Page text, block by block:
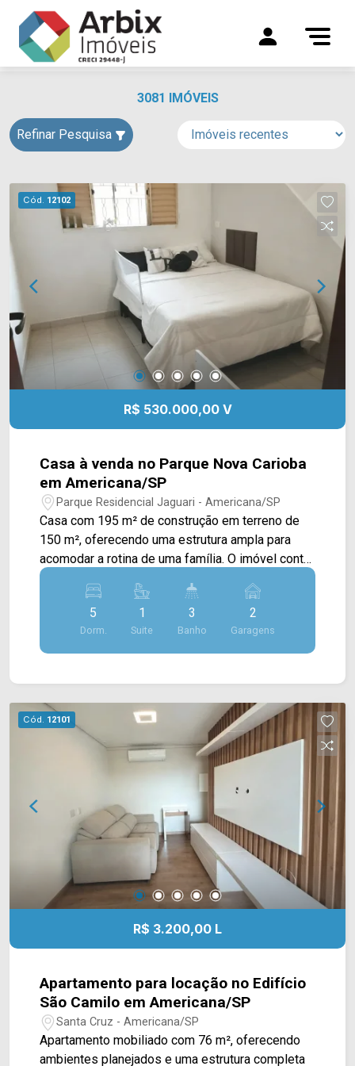
3081 IMÓVEIS
Refinar Pesquisa
Cód. 12102
R$ 530.000,00 V
Casa à venda no Parque Nova Carioba
em Americana/SP
Parque Residencial Jaguari - Americana/SP
Casa com 195 m² de construção em terreno de
150 m², oferecendo uma estrutura ampla para
acomodar a rotina de uma família. O imóvel conta
com ambientes bem distribuídos e espaço
interno que permite diferentes possibilidades de
suíte, 3 banheiros e 2 vagas de garagem
cobertas. Entre os diferenciais informados estão
vagas cobertas; Localizada no Parque Nova
Carioba, em Americana/SP, a casa está próxima
ao Delta Supermercados Jaguari, Delta
Supermercados Terramérica e a farmácias e
serviços da região. O bairro também oferece fácil
acesso às principais vias de Americana,
facilitando os deslocamentos para diferentes
regiões da cidade. Entre em contato com a
equipe da Arbix Imóveis e agende sua visita!
WhatsApp e telefone: (19) 3475-4546 Arbix
Imóveis - Presente em cada momento.
5
Dorm.
1
Suite
3
Banho
2
Garagens
Cód. 12101
R$ 3.200,00 L
Apartamento para locação no Edifício
São Camilo em Americana/SP
Santa Cruz - Americana/SP
Apartamento mobiliado com 76 m², oferecendo
ambientes planejados e uma estrutura completa